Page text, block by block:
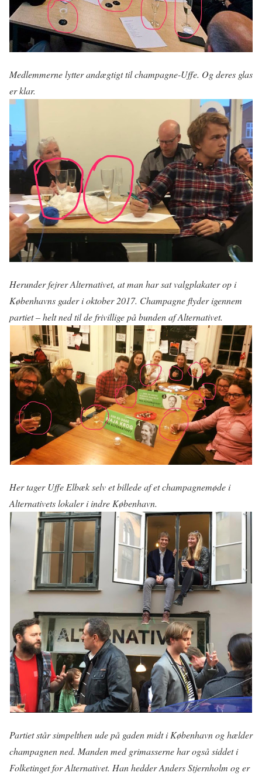
Medlemmerne lytter andægtigt til champagne-Uffe. Og deres glas
er klar.
Herunder fejrer Alternativet, at man har sat valgplakater op i
Københavns gader i oktober 2017. Champagne flyder igennem
partiet – helt ned til de frivillige på bunden af Alternativet.
Her tager Uffe Elbæk selv et billede af et champagnemøde i
Alternativets lokaler i indre København.
Partiet står simpelthen ude på gaden midt i København og hælder
champagnen ned. Manden med grimasserne har også siddet i
Folketinget for Alternativet. Han hedder Anders Stjernholm og er